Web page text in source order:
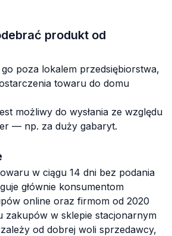
produkt od
go poza lokalem przedsiębiorstwa,
towaru do domu
możliwy do wysłania ze względu
— np. za duży gabaryt.
w ciągu 14 dni bez podania
głównie konsumentom
online oraz firmom od 2020
zakupów w sklepie stacjonarnym
od dobrej woli sprzedawcy,